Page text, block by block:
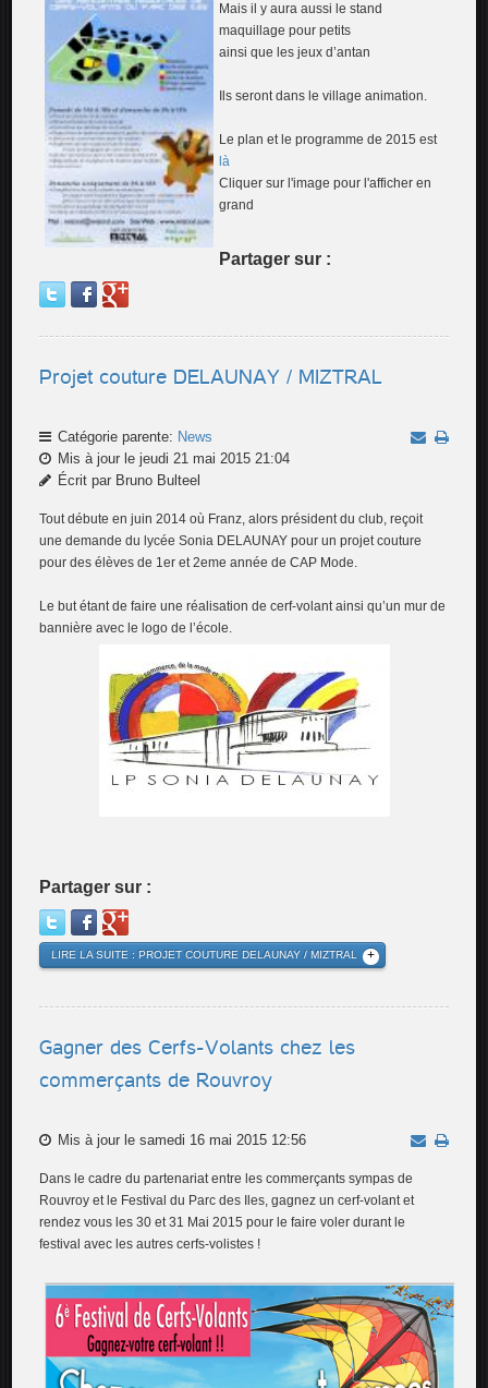
Mais il y aura aussi le stand
maquillage pour petits
ainsi que les jeux d’antan
Ils seront dans le village animation.
Le plan et le programme de 2015 est
là
Cliquer sur l'image pour l'afficher en
grand
Partager sur :
Projet couture DELAUNAY / MIZTRAL
Catégorie parente: News
Mis à jour le jeudi 21 mai 2015 21:04
Écrit par Bruno Bulteel
Tout débute en juin 2014 où Franz, alors président du club, reçoit
une demande du lycée Sonia DELAUNAY pour un projet couture
pour des élèves de 1er et 2eme année de CAP Mode.
Le but étant de faire une réalisation de cerf-volant ainsi qu’un mur de
bannière avec le logo de l’école.
Partager sur :
LIRE LA SUITE : PROJET COUTURE DELAUNAY / MIZTRAL
Gagner des Cerfs-Volants chez les
commerçants de Rouvroy
Mis à jour le samedi 16 mai 2015 12:56
Dans le cadre du partenariat entre les commerçants sympas de
Rouvroy et le Festival du Parc des Iles, gagnez un cerf-volant et
rendez vous les 30 et 31 Mai 2015 pour le faire voler durant le
festival avec les autres cerfs-volistes !